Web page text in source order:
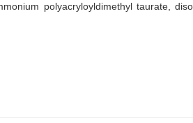
polyacryloyldimethyl taurate,